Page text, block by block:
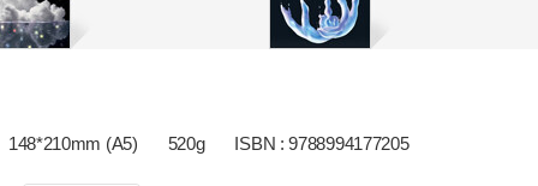
148*210mm (A5) 520g ISBN : 9788994177205